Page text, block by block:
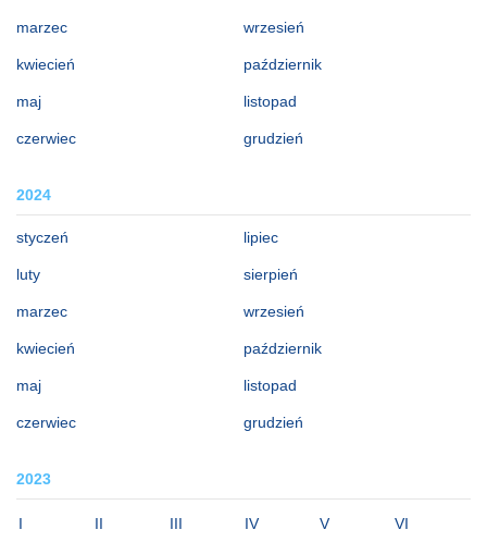
marzec
kwiecień
maj
czerwiec
wrzesień
październik
listopad
grudzień
2024
styczeń
luty
marzec
kwiecień
maj
czerwiec
lipiec
sierpień
wrzesień
październik
listopad
grudzień
2023
I II III IV V VI